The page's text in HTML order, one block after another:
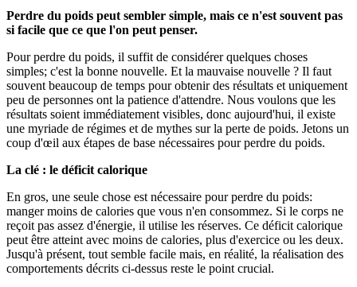
Perdre du poids peut sembler simple, mais ce n'est souvent pas
si facile que ce que l'on peut penser.
Pour perdre du poids, il suffit de considérer quelques choses
simples; c'est la bonne nouvelle. Et la mauvaise nouvelle ? Il faut
souvent beaucoup de temps pour obtenir des résultats et uniquement
peu de personnes ont la patience d'attendre. Nous voulons que les
résultats soient immédiatement visibles, donc aujourd'hui, il existe
une myriade de régimes et de mythes sur la perte de poids. Jetons un
coup d'œil aux étapes de base nécessaires pour perdre du poids.
La clé : le déficit calorique
En gros, une seule chose est nécessaire pour perdre du poids:
manger moins de calories que vous n'en consommez. Si le corps ne
reçoit pas assez d'énergie, il utilise les réserves. Ce déficit calorique
peut être atteint avec moins de calories, plus d'exercice ou les deux.
Jusqu'à présent, tout semble facile mais, en réalité, la réalisation des
comportements décrits ci-dessus reste le point crucial.